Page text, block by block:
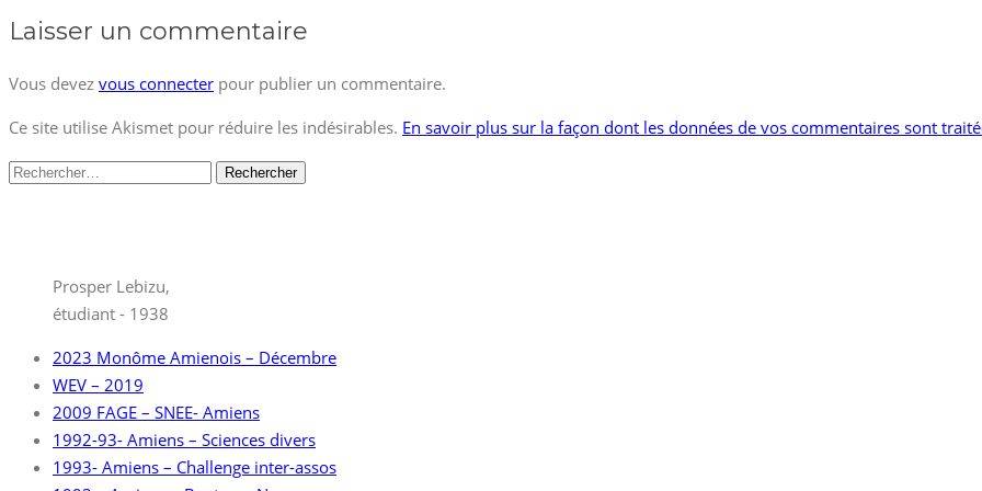
Laisser un commentaire
Vous devez vous connecter pour publier un commentaire.
Ce site utilise Akismet pour réduire les indésirables. En savoir plus sur la façon dont les données de vos commentaires sont
Rechercher :
Prosper Lebizu,
étudiant - 1938
2023 Monôme Amienois – Décembre
WEV – 2019
2009 FAGE – SNEE- Amiens
1992-93- Amiens – Sciences divers
1993- Amiens – Challenge inter-assos